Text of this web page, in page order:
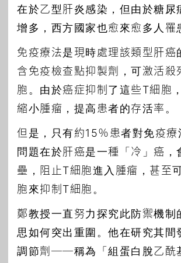
在於乙型肝炎感染，但由於糖尿
增多，西方國家也愈來愈多人罹
免疫療法是現時處理該類型肝癌
含免疫檢查點抑製劑，可激活殺
胞。由於癌症抑制了這些T細胞
縮小腫瘤，提高患者的存活率。
但是，只有約15％患者對免疫療
問題在於肝癌是一種「冷」癌，
壘，阻止T細胞進入腫瘤，甚至
胞來抑制T細胞。
鄭教授一直努力探究此防禦機制
思如何突出重圍。他在研究其間
調節劑──稱為「組蛋白脫乙酰